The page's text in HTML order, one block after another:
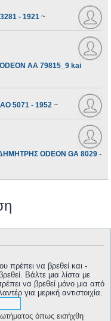
- 1921 ~
AA 79815_9 kai
5071 - 1952 ~
ODEON GA 8029 -
πρέπει να βρεθεί και -
Βάλτε μια λίστα με
να βρεθεί μόνο μια από
για μερική αντιστοιχία.
όπως εισήχθη